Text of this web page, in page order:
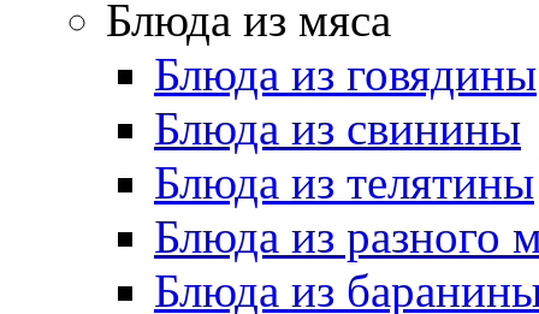
Блюда из мяса
Блюда из говядины
Блюда из свинины
Блюда из телятины
Блюда из разного
Блюда из